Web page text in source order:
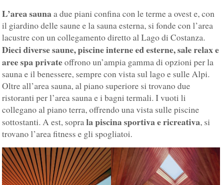
L’area sauna a due piani confina con le terme a ovest e, con
il giardino delle saune e la sauna esterna, si fonde con l’area
lacustre con un collegamento diretto al Lago di Costanza.
Dieci diverse saune, piscine interne ed esterne, sale relax e
aree spa privateoffrono un’ampia gamma di opzioni per la
sauna e il benessere, sempre con vista sul lago e sulle Alpi.
Oltre all’area sauna, al piano superiore si trovano due
ristoranti per l’area sauna e i bagni termali. I vuoti li
collegano al piano terra, offrendo una vista sulle piscine
sottostanti. A est, soprala piscina sportiva e ricreativa, si
trovano l’area fitness e gli spogliatoi.